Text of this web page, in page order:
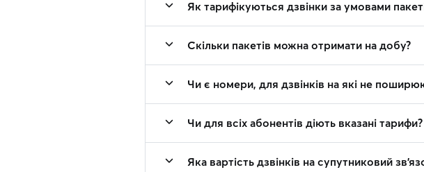
Як тарифікуються дзвінки за умовами
Скільки пакетів можна отримати на добу?
Чи є номери, для дзвінків на які не
Чи для всіх абонентів діють вказані тарифи?
Яка вартість дзвінків на супутниковий